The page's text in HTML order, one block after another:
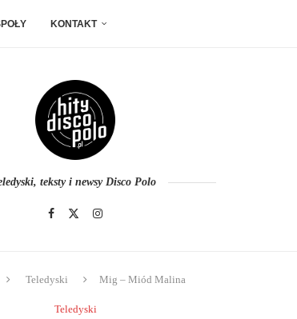
KONTAKT
teksty i newsy Disco Polo
Teledyski Mig – Miód Malina
Teledyski